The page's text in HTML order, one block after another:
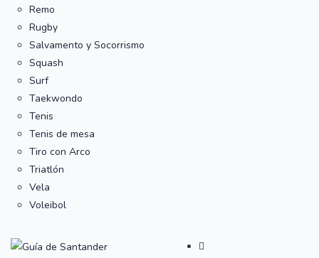
Remo
Rugby
Salvamento y Socorrismo
Squash
Surf
Taekwondo
Tenis
Tenis de mesa
Tiro con Arco
Triatlón
Vela
Voleibol